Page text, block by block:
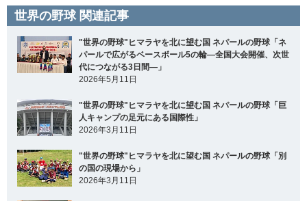
世界の野球 関連記事
"世界の野球"ヒマラヤを北に望む国 ネパールの野球「ネ
パールで広がるベースボール5の輪―全国大会開催、次世
代につながる3日間―」
2026年5月11日
"世界の野球"ヒマラヤを北に望む国 ネパールの野球「巨
人キャンプの足元にある国際性」
2026年3月11日
"世界の野球"ヒマラヤを北に望む国 ネパールの野球「別
の国の現場から」
2026年3月11日